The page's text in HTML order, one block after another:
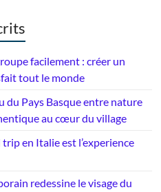
facilement : créer un
tout le monde
du Pays Basque entre nature
au cœur du village
en Italie est l’experience
redessine le visage du